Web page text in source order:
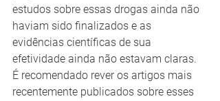
estudos sobre essas drogas ainda não
haviam sido finalizados e as
evidências científicas de sua
efetividade ainda não estavam claras.
É recomendado rever os artigos mais
recentemente publicados sobre esses